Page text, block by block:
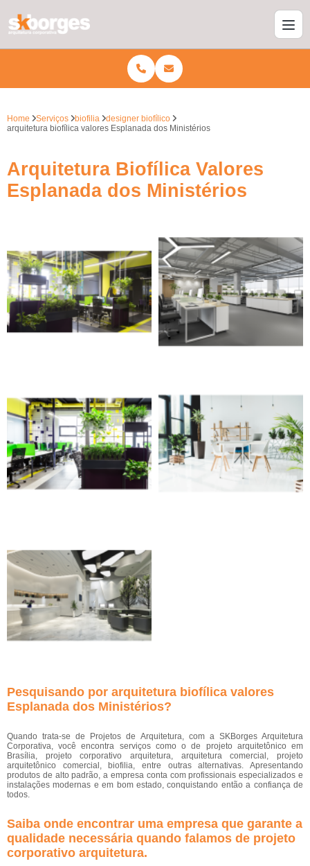
Home Serviços biofilia
designer biofílico
arquitetura biofílica valores Esplanada dos Ministérios
Arquitetura Biofílica Valores
Esplanada dos Ministérios
Pesquisando por arquitetura biofílica valores
Esplanada dos Ministérios?
Quando trata-se de Projetos de Arquitetura, com a SKBorges Arquitetura
Corporativa, você encontra serviços como o de projeto arquitetônico em
Brasília, projeto corporativo arquitetura, arquitetura comercial, projeto
arquitetônico comercial, biofilia, entre outras alternativas. Apresentando
produtos de alto padrão, a empresa conta com profissionais especializados e
instalações modernas e em bom estado, conquistando então a confiança de
todos.
Saiba onde encontrar uma empresa que garante a
qualidade necessária quando falamos de projeto
corporativo arquitetura.